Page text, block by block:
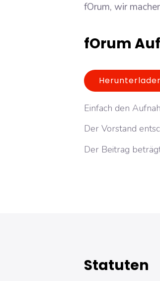
fOrum, wir
fOrum
Einfach den
Der Vorstand
Der Beitrag
Statuten